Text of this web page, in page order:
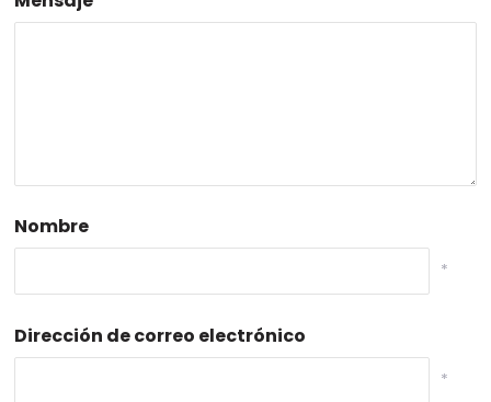
Nombre
*
Dirección de correo electrónico
*